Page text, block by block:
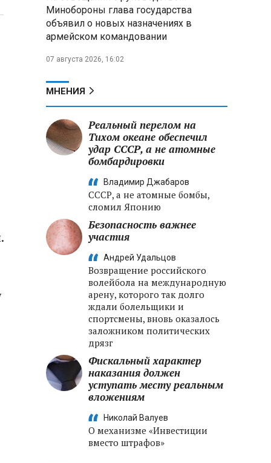
В Беларуси установили
сроки сбора брусники и клюквы:
штрафы
Александр Лукашенко
ввести их в севооборот
Российские хакеры заявили
о «документальном
ударах по территории РФ
Минобороны глава государства
объявил о новых назначениях в
армейском командовании
07 августа 2026, 16:02
МНЕНИЯ
Реальный перелом на
Тихом океане обеспечил
удар СССР, а не атомные
бомбардировки
Владимир Джабаров
СССР, а не атомные бомбы,
сломил Японию
Безопасность важнее
участия
Андрей Удальцов
Возвращение российского
волейбола на международную
арену, которого так долго
ждали болельщики и
спортсмены, вновь оказалось
заложником политических
дрязг
Фискальный характер
наказания должен
уступать месту реальным
вложениям
Николай Валуев
О механизме «Инвестиции
вместо штрафов»